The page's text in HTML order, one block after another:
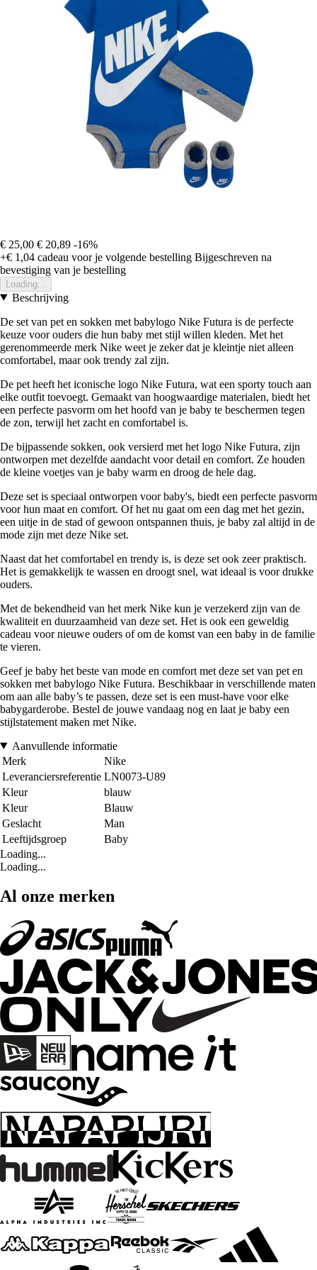
€ 25,00 € 20,89 -16%
+€ 1,04 cadeau voor je volgende bestelling Bijgeschreven na
bevestiging van je bestelling
Loading...
Beschrijving
De set van pet en sokken met babylogo Nike Futura is de perfecte
keuze voor ouders die hun baby met stijl willen kleden. Met het
gerenommeerde merk Nike weet je zeker dat je kleintje niet alleen
comfortabel, maar ook trendy zal zijn.
De pet heeft het iconische logo Nike Futura, wat een sporty touch aan
elke outfit toevoegt. Gemaakt van hoogwaardige materialen, biedt het
een perfecte pasvorm om het hoofd van je baby te beschermen tegen
de zon, terwijl het zacht en comfortabel is.
De bijpassende sokken, ook versierd met het logo Nike Futura, zijn
ontworpen met dezelfde aandacht voor detail en comfort. Ze houden
de kleine voetjes van je baby warm en droog de hele dag.
Deze set is speciaal ontworpen voor baby's, biedt een perfecte pasvorm
voor hun maat en comfort. Of het nu gaat om een dag met het gezin,
een uitje in de stad of gewoon ontspannen thuis, je baby zal altijd in de
mode zijn met deze Nike set.
Naast dat het comfortabel en trendy is, is deze set ook zeer praktisch.
Het is gemakkelijk te wassen en droogt snel, wat ideaal is voor drukke
ouders.
Met de bekendheid van het merk Nike kun je verzekerd zijn van de
kwaliteit en duurzaamheid van deze set. Het is ook een geweldig
cadeau voor nieuwe ouders of om de komst van een baby in de familie
te vieren.
Geef je baby het beste van mode en comfort met deze set van pet en
sokken met babylogo Nike Futura. Beschikbaar in verschillende maten
om aan alle baby’s te passen, deze set is een must-have voor elke
babygarderobe. Bestel de jouwe vandaag nog en laat je baby een
stijlstatement maken met Nike.
Aanvullende informatie
Merk
Nike
Leveranciersreferentie LN0073-U89
Kleur
blauw
Kleur
Blauw
Geslacht
Man
Leeftijdsgroep
Baby
Loading...
Loading...
Al onze merken